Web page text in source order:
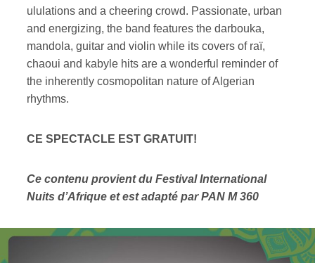
ululations and a cheering crowd. Passionate, urban
and energizing, the band features the darbouka,
mandola, guitar and violin while its covers of raï,
chaoui and kabyle hits are a wonderful reminder of
the inherently cosmopolitan nature of Algerian
rhythms.
CE SPECTACLE EST GRATUIT!
Ce contenu provient du Festival International
Nuits d’Afrique et est adapté par PAN M 360